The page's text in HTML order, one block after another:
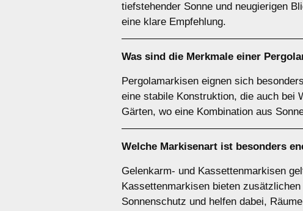
tiefstehender Sonne und neugierigen
eine klare Empfehlung.
Was sind die Merkmale einer
Pergolamarkisen eignen sich
eine stabile Konstruktion, die auch bei
Gärten, wo eine Kombination aus
Welche Markisenart ist besonders
Gelenkarm- und Kassettenmarkisen
Kassettenmarkisen bieten
Sonnenschutz und helfen dabei,